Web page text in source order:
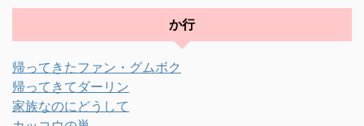
か行
帰ってきたファン・グムボク
帰ってきてダーリン
家族なのにどうして